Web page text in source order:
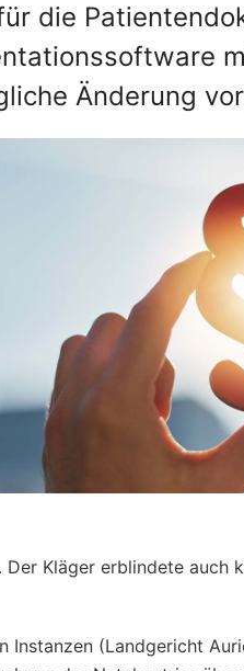
die
Änderung
Kläger erblindete auch
(Landgericht